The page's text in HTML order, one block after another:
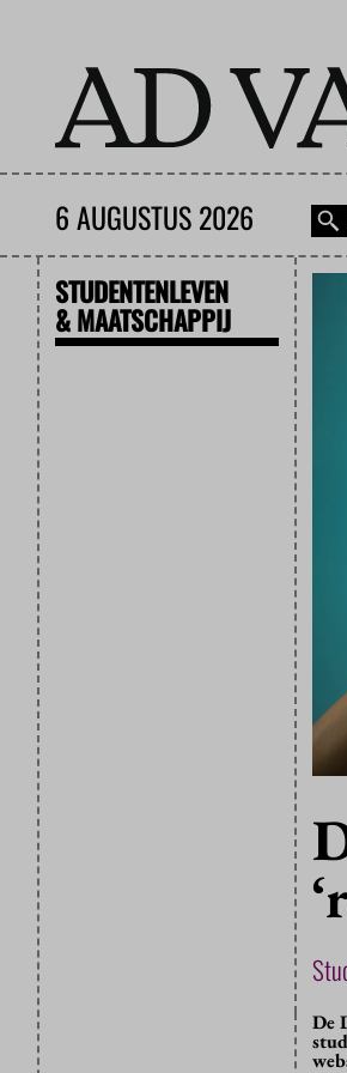
6 AUGUSTUS 2026
STUDENTENLEVEN
& MAATSCHAPPIJ
De